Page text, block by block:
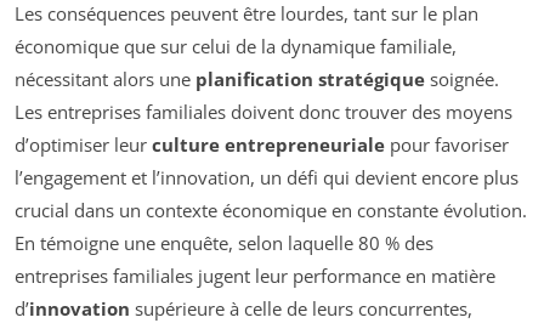
Les conséquences peuvent être lourdes, tant sur le plan
économique que sur celui de la dynamique familiale,
nécessitant alors une planification stratégique soignée.
Les entreprises familiales doivent donc trouver des moyens
d’optimiser leur culture entrepreneuriale pour favoriser
l’engagement et l’innovation, un défi qui devient encore plus
crucial dans un contexte économique en constante évolution.
En témoigne une enquête, selon laquelle 80 % des
entreprises familiales jugent leur performance en matière
d’innovation supérieure à celle de leurs concurrentes,